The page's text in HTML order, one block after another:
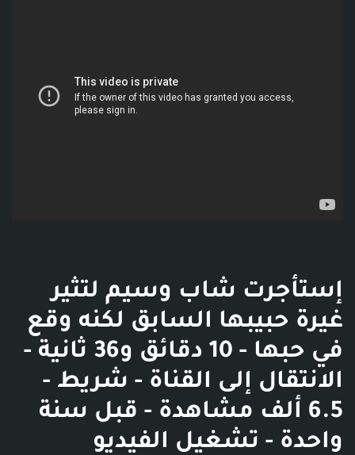
إستأجرت شاب وسيم لتثير
غيرة حبيبها السابق لكنه وقع
في حبها - 10 دقائق و36 ثانية -
الانتقال إلى القناة - شريط -
6.5 ألف مشاهدة - قبل سنة
واحدة - تشغيل الفيديو